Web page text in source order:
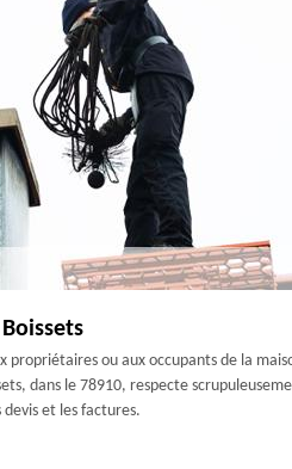
propriétaires ou aux occupants de la
dans le 78910, respecte
et les factures.